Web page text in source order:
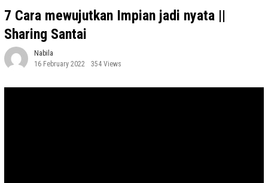
7 Cara mewujutkan Impian jadi nyata ||
Sharing Santai
Nabila
16 February 2022
354 Views